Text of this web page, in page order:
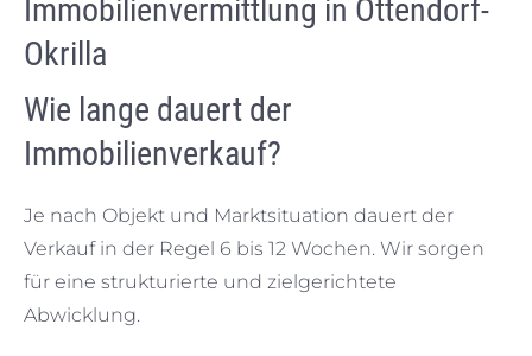
Immobilienvermittlung in Ottendorf-
Okrilla
Wie lange dauert der
Immobilienverkauf?
Je nach Objekt und Marktsituation dauert der
Verkauf in der Regel 6 bis 12 Wochen. Wir sorgen
für eine strukturierte und zielgerichtete
Abwicklung.